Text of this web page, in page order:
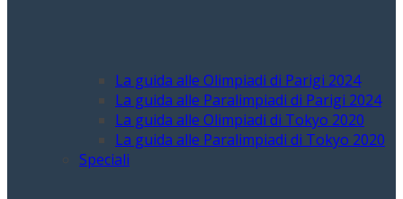
La guida alle Olimpiadi di Parigi 2024
La guida alle Paralimpiadi di Parigi 2024
La guida alle Olimpiadi di Tokyo 2020
La guida alle Paralimpiadi di Tokyo 2020
Speciali